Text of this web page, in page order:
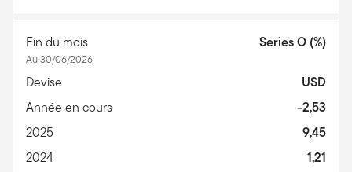
Fin du mois
Au 30/06/2026
Series O (%)
Devise
USD
Année en cours
-2,53
2025
9,45
2024
1,21